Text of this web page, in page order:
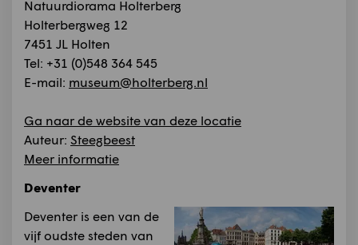
Natuurdiorama Holterberg
Holterbergweg 12
7451 JL Holten
Tel: +31 (0)548 364 545
E-mail: museum@holterberg.nl
Ga naar de website van deze locatie
Auteur: Steegbeest
Meer informatie
Deventer
Deventer is een van de
vijf oudste steden van